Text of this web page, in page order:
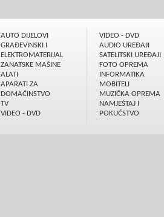
AUTO DIJELOVI
GRAÐEVINSKI I
ELEKTROMATERIJAL
ZANATSKE MAŠINE
ALATI
APARATI ZA
DOMAĆINSTVO
TV
VIDEO - DVD
VIDEO - DVD
AUDIO UREÐAJI
SATELITSKI UREÐAJI
FOTO OPREMA
INFORMATIKA
MOBITELI
MUZIČKA OPREMA
NAMJEŠTAJ I
POKUĆSTVO